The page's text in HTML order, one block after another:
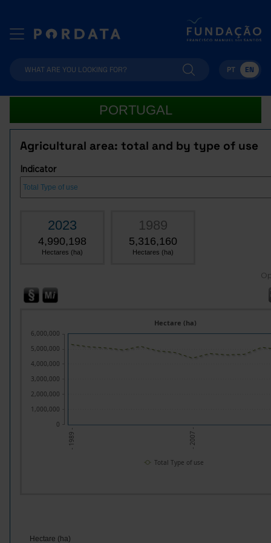
PT EN
PORTUGAL
Agricultural area: total and by type of use
Indicator
2023
4,990,198
Hectares (ha)
1989
5,316,160
Hectares (ha)
- 1989 - - 2007 -
Hectare (ha)
0
1,000,000
2,000,000
3,000,000
4,000,000
5,000,000
6,000,000
Total Type of use
Hectare (ha)